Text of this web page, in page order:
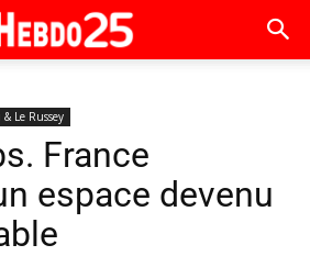
Le Russey
France
espace devenu